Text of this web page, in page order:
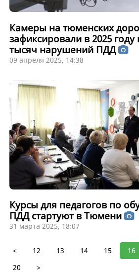
Камеры на тюменских
зафиксировали в 2025 году
тысяч нарушений ПДД
09 апреля 2025, 14:38
Курсы для педагогов по
ПДД стартуют в Тюмени
31 марта 2025, 18:07
< 12 13 14 15 16
20
>